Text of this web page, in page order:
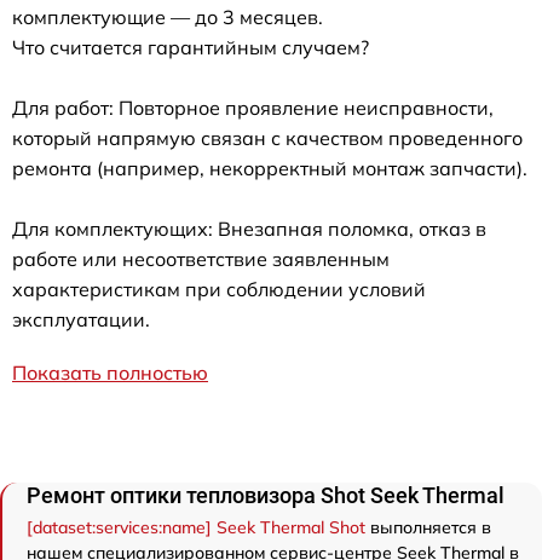
комплектующие — до 3 месяцев.
Что считается гарантийным случаем?
Для работ: Повторное проявление неисправности,
который напрямую связан с качеством проведенного
ремонта (например, некорректный монтаж запчасти).
Для комплектующих: Внезапная поломка, отказ в
работе или несоответствие заявленным
характеристикам при соблюдении условий
эксплуатации.
Показать полностью
Ремонт оптики тепловизора Shot Seek Thermal
[dataset:services:name] Seek Thermal Shot выполняется в
нашем специализированном сервис-центре Seek Thermal в